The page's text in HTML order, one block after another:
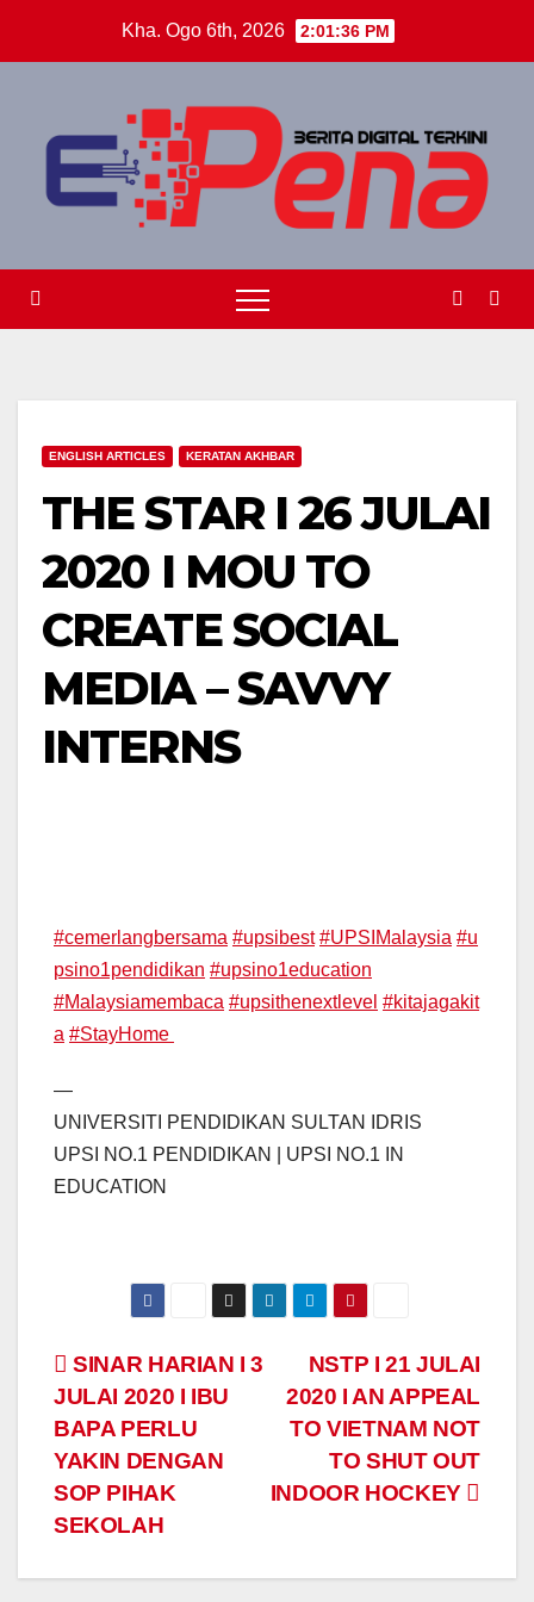
Kha. Ogo 6th, 2026 2:01:36 PM
ENGLISH ARTICLES KERATAN AKHBAR
THE STAR I 26 JULAI
2020 I MOU TO
CREATE SOCIAL
MEDIA – SAVVY
INTERNS
#cemerlangbersama #upsibest #UPSIMalaysia #u
psino1pendidikan #upsino1education
#Malaysiamembaca #upsithenextlevel #kitajagakit
a #StayHome
—
UNIVERSITI PENDIDIKAN SULTAN IDRIS
UPSI NO.1 PENDIDIKAN | UPSI NO.1 IN
EDUCATION
Navigasi
kiriman
NSTP I 21 JULAI
2020 I AN APPEAL
TO VIETNAM NOT
TO SHUT OUT
INDOOR HOCKEY
SINAR HARIAN I 3
JULAI 2020 I IBU
BAPA PERLU
YAKIN DENGAN
SOP PIHAK
SEKOLAH